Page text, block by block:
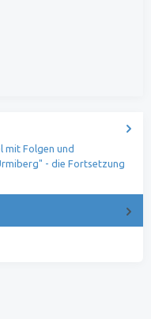
mit Folgen und
- die Fortsetzung